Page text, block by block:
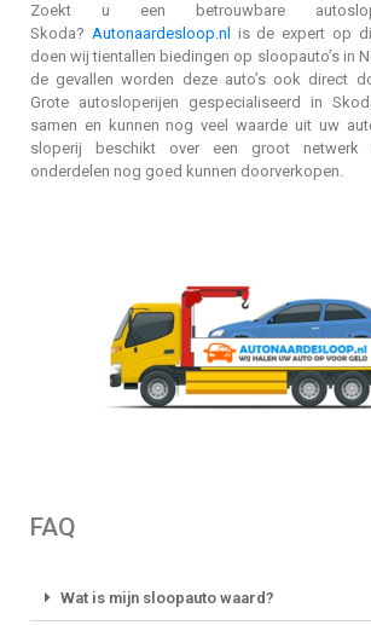
Zoekt u een betrouwbare
Skoda? Autonaardesloop.nl
is de expert op
doen wij tientallen biedingen op sloopauto’s in
de gevallen worden deze auto’s ook direct
Grote autosloperijen gespecialiseerd in
samen en kunnen nog veel waarde uit uw
sloperij beschikt over een groot netwerk
onderdelen nog goed kunnen doorverkopen.
FAQ
Wat is mijn sloopauto waard?